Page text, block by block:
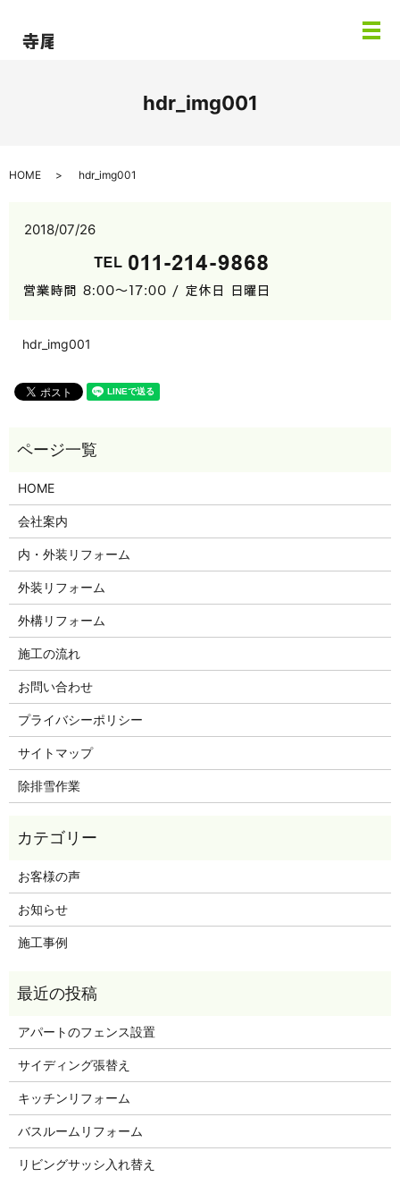
メ
hdr_img001
HOME hdr_img001
2018/07/26
hdr_img001
HOME
会社案内
内・外装リフォーム
外装リフォーム
外構リフォーム
施工の流れ
お問い合わせ
プライバシーポリシー
サイトマップ
除排雪作業
お客様の声
お知らせ
施工事例
アパートのフェンス設置
サイディング張替え
キッチンリフォーム
バスルームリフォーム
リビングサッシ入れ替え